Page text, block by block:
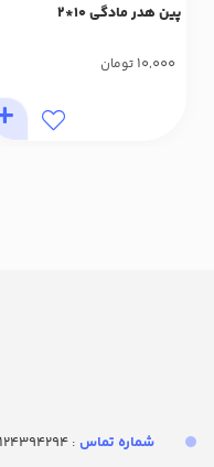
پین هدر مادگی 10*2
10,000 تومان
شماره تماس‌ : 09124394294 / 02632240165 / 02634496576